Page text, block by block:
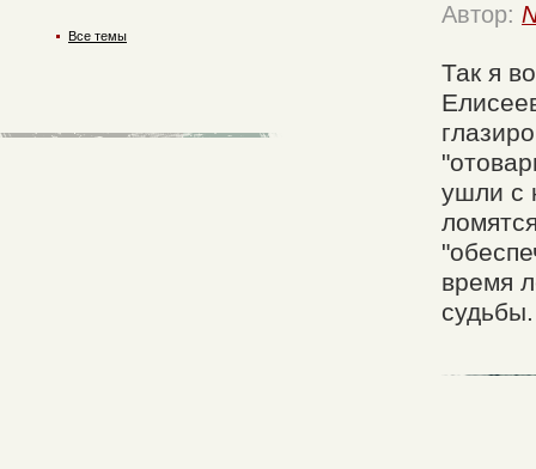
Автор:
Так я
ушли с
время
судьбы.
Все темы